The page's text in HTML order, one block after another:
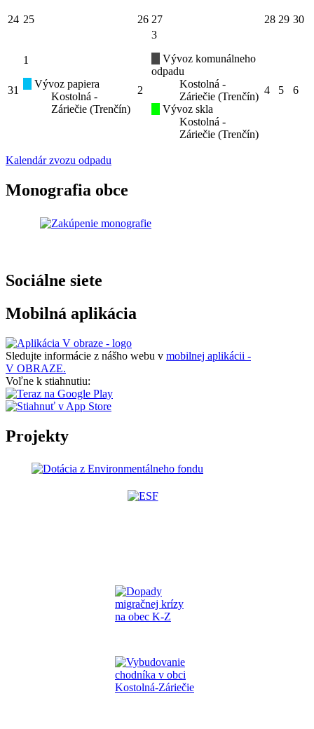
24 25 26 27 28 29 30
31
1
Vývoz papiera
Kostolná -
Záriečie (Trenčín)
2
3
Vývoz komunálneho
odpadu
Kostolná -
Záriečie (Trenčín)
Vývoz skla
Kostolná -
Záriečie (Trenčín)
4 5 6
Kalendár zvozu odpadu
Monografia obce
Sociálne siete
Mobilná aplikácia
Sledujte informácie z nášho webu v mobilnej aplikácii -
V OBRAZE.
Voľne k stiahnutiu:
Projekty